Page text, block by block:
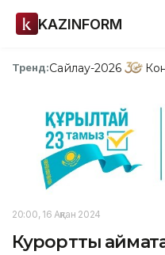
KAZINFORM
Тренд:Сайлау-2026
20:00, 16 Ақпан 2024
Курорттық